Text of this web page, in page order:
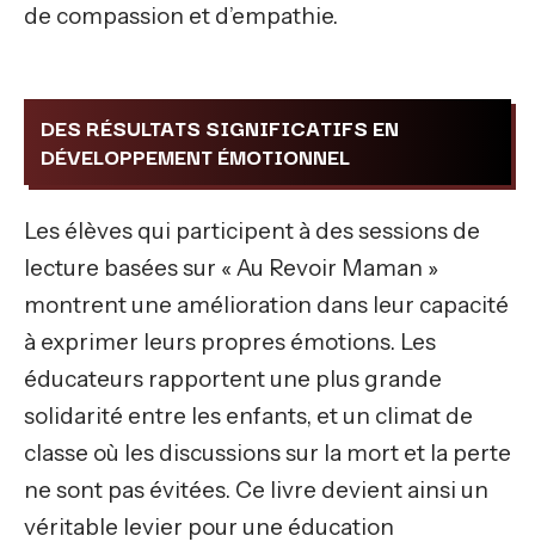
de compassion et d’empathie.
DES RÉSULTATS SIGNIFICATIFS EN
DÉVELOPPEMENT ÉMOTIONNEL
Les élèves qui participent à des sessions de
lecture basées sur « Au Revoir Maman »
montrent une amélioration dans leur capacité
à exprimer leurs propres émotions. Les
éducateurs rapportent une plus grande
solidarité entre les enfants, et un climat de
classe où les discussions sur la mort et la perte
ne sont pas évitées. Ce livre devient ainsi un
véritable levier pour une éducation